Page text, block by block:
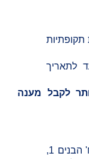
מתאריך 00/00 ועד לתאריך
לקבל מענה
רח' הבנים 1,